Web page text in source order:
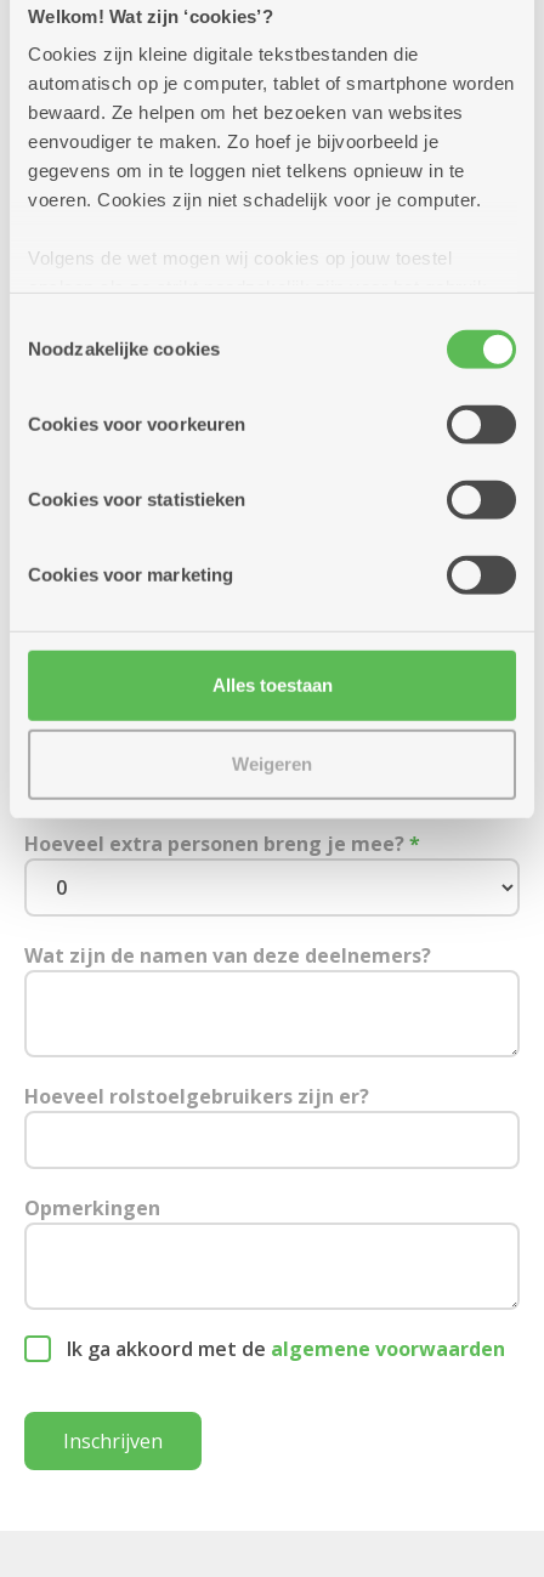
Welkom! Wat zijn ‘cookies’?
Cookies zijn kleine digitale tekstbestanden die
automatisch op je computer, tablet of smartphone worden
bewaard. Ze helpen om het bezoeken van websites
eenvoudiger te maken. Zo hoef je bijvoorbeeld je
gegevens om in te loggen niet telkens opnieuw in te
voeren. Cookies zijn niet schadelijk voor je computer.
Volgens de wet mogen wij cookies op jouw toestel
cookies hebben we jouw toestemming nodig. Sommige
cookies worden geplaatst door derde partijen die een
informatie over jouw (geanonimiseerd) gebruik van onze
partners kunnen deze gegevens combineren met andere
Noodzakelijke cookies
Cookies voor voorkeuren
Cookies voor statistieken
Cookies voor marketing
Alles toestaan
Weigeren
Voor wie doe je deze aanvraag?
Voor iemand anders
Voor mezelf
Contactgegevens
Voornaam *
Mobiel (of vast) nummer*
Hoeveel extra personen breng je mee?*
Wat zijn de namen van deze deelnemers?
Hoeveel rolstoelgebruikers zijn er?
Opmerkingen
Ik ga akkoord met de algemene voorwaarden
Inschrijven